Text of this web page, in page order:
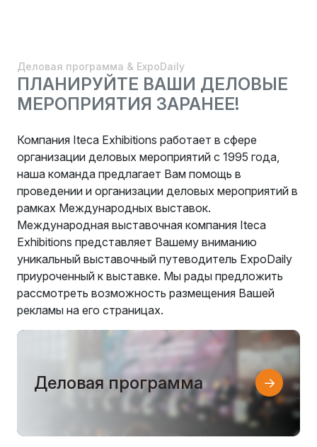
Деловая программа & ExpoDaily
ПЛАНИРУЙТЕ ВАШИ ДЕЛОВЫЕ
МЕРОПРИЯТИЯ ЗАРАНЕЕ!
Компания Iteca Exhibitions работает в сфере
организации деловых мероприятий с 1995 года,
наша команда предлагает Вам помощь в
проведении и организации деловых мероприятий в
рамках Международных выставок.
Международная выставочная компания Iteca
Exhibitions представляет Вашему вниманию
уникальный выставочный путеводитель ExpoDaily
приуроченный к выставке. Мы рады предложить
рассмотреть возможность размещения Вашей
рекламы на его страницах.
Деловая программа